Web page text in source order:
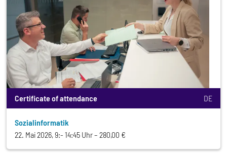
Certificate of attendance DE
Sozialinformatik
22. Mai 2026, 9:- 14:45 Uhr
280,00 €